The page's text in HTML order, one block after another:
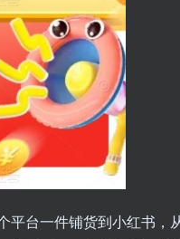
平台一件铺货到小红书，